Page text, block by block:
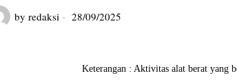
by redaksi 28/09/2025
Keterangan : Aktivitas alat berat yang